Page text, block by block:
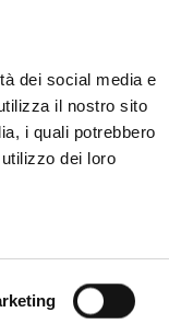
dei social media e
il nostro sito
i quali potrebbero
dei loro